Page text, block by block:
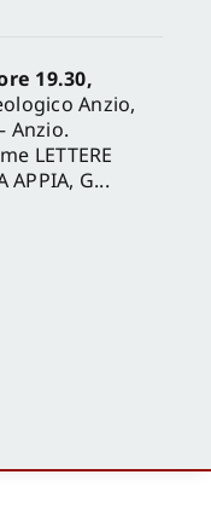
19.30,
Anzio,
Anzio.
LETTERE
APPIA, G...